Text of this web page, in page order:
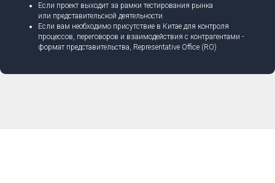
Если проект выходит за рамки тестирования рынка
или представительской деятельности
Если вам необходимо присутствие в Китае для контроля
процессов, переговоров и взаимодействия с контрагентами -
формат представительства, Representative Office (RO)